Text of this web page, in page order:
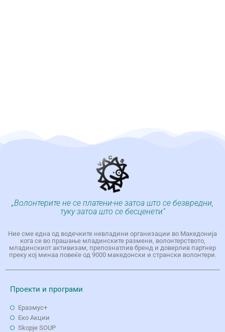
„Волонтерите не се платени-не затоа што се безвредни,
туку затоа што се бесценети“
Ние сме една од водечките невладини организации во Македонија
кога се во прашање младинските размени, волонтерството,
младинскиот активизам, препознатлив бренд и доверлив партнер
преку кој минаа повеќе од 9000 македонски и странски волонтери.
Проекти и програми
Еразмус+
Еко Aкции
Skopje SOUP